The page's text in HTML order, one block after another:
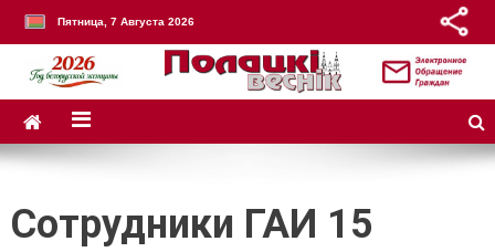
Пятница, 7 Августа 2026
Сотрудники ГАИ 15